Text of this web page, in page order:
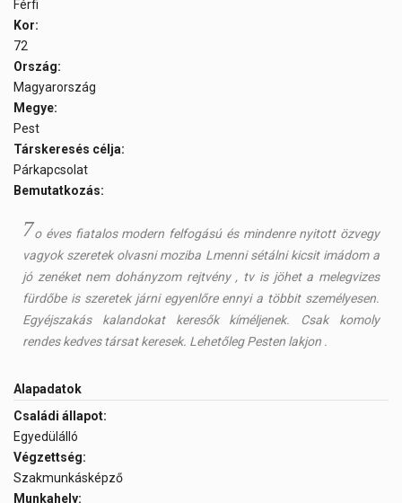
Férfi
Kor:
72
Ország:
Magyarország
Megye:
Pest
Társkeresés célja:
Párkapcsolat
Bemutatkozás:
7o éves fiatalos modern felfogású és mindenre nyitott özvegy
vagyok szeretek olvasni moziba Lmenni sétálni kicsit imádom a
jó zenéket nem dohányzom rejtvény , tv is jöhet a melegvizes
fürdőbe is szeretek járni egyenlőre ennyi a többit személyesen.
Egyéjszakás kalandokat keresők kíméljenek. Csak komoly
rendes kedves társat keresek. Lehetőleg Pesten lakjon .
Alapadatok
Családi állapot:
Egyedülálló
Végzettség:
Szakmunkásképző
Munkahely: